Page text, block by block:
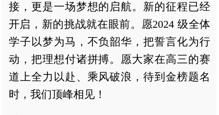
接，更是一场梦想的启航。新的征程已经
开启，新的挑战就在眼前。愿2024 级全体
学子以梦为马，不负韶华，把誓言化为行
动，把理想付诸拼搏。愿大家在高三的赛
道上全力以赴、乘风破浪，待到金榜题名
时，我们顶峰相见！